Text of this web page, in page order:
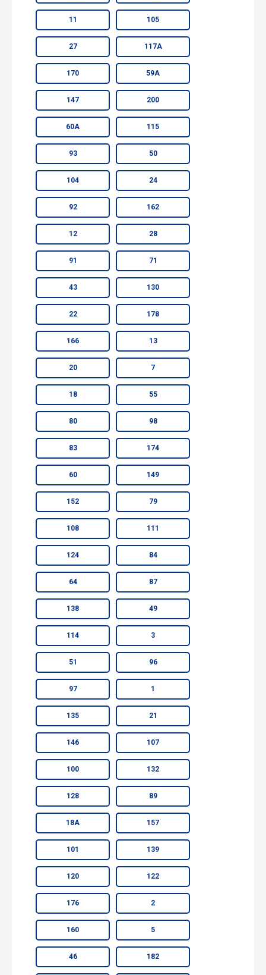
11 105
27 117А
170 59А
147 200
60А 115
93 50
104 24
92 162
12 28
91 71
43 130
22 178
166 13
20 7
18 55
80 98
83 174
60 149
152 79
108 111
124 84
64 87
138 49
114 3
51 96
97 1
135 21
146 107
100 132
128 89
18А 157
101 139
120 122
176 2
160 5
46 182